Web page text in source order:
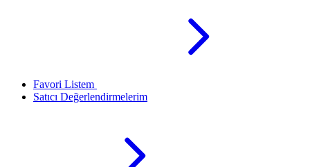
Favori Listem
Satıcı Değerlendirmelerim